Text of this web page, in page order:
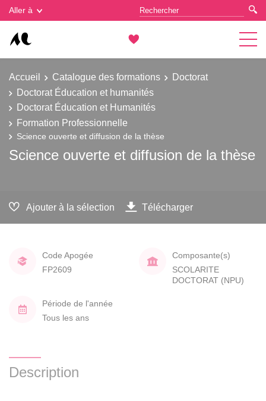
Aller à
Accueil Catalogue des formations
Doctorat
Doctorat Éducation et humanités
Doctorat Éducation et Humanités
Formation Professionnelle
Science ouverte et diffusion de la thèse
Science ouverte et diffusion de la thèse
Ajouter à la sélection Télécharger
Code Apogée
FP2609
Composante(s)
SCOLARITE
DOCTORAT (NPU)
Période de l'année
Tous les ans
Description
Gestion des cookies